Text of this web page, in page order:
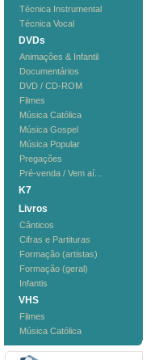
Técnica Instrumental
Técnica Vocal
DVDs
Animações & Infantil
Documentários
DVD / CD-ROM
Filmes
Música Católica
Música Gospel
Música Popular
Pregações
Pré-venda / Vem aí...
K7
Livros
Cânticos
Cifras e Partituras
Formação (artistas)
Formação (geral)
Infantis
VHS
Filmes
Música Católica